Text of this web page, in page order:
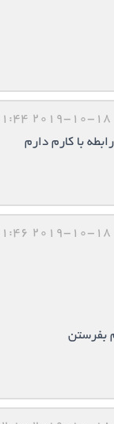
2019-10-18 11:44
با کارم دارم
2019-10-18 11:46
بفرستن